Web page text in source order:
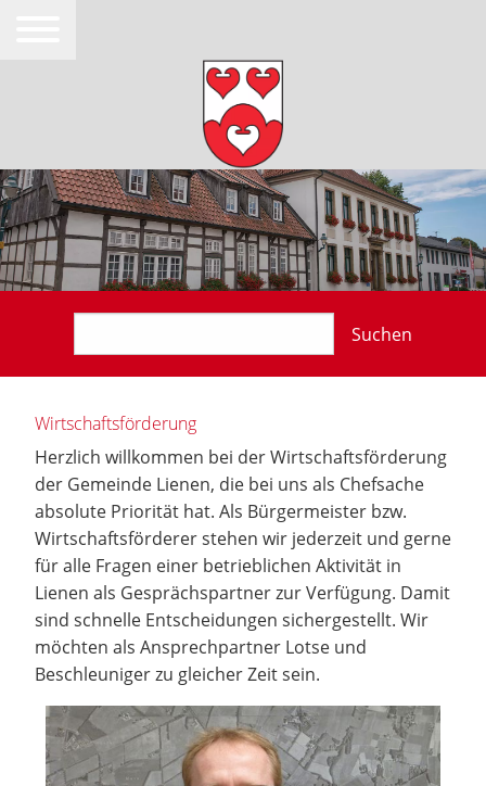
Suchen
Wirtschaftsförderung
Herzlich willkommen bei der Wirtschaftsförderung
der Gemeinde Lienen, die bei uns als Chefsache
absolute Priorität hat. Als Bürgermeister bzw.
Wirtschaftsförderer stehen wir jederzeit und gerne
für alle Fragen einer betrieblichen Aktivität in
Lienen als Gesprächspartner zur Verfügung. Damit
sind schnelle Entscheidungen sichergestellt. Wir
möchten als Ansprechpartner Lotse und
Beschleuniger zu gleicher Zeit sein.